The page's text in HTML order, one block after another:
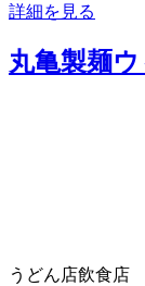
詳細を見る
丸亀製麺
うどん店飲食店